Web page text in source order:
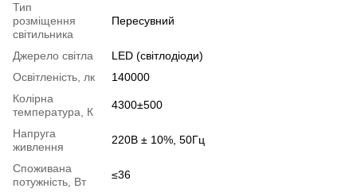
Тип
розміщення
світильника
Пересувний
Джерело світла
LED (світлодіоди)
Освітленість, лк
140000
Колірна
температура, К
4300±500
Напруга
живлення
220В ± 10%, 50Гц
Споживана
потужність, Вт
≤36